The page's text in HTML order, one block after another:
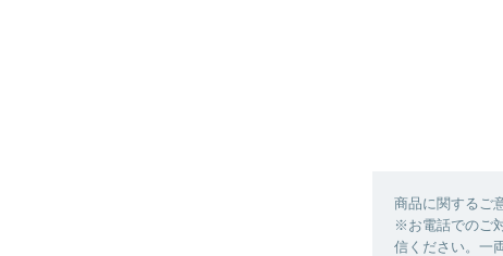
商品に関するご
※お電話でのご
信ください。一